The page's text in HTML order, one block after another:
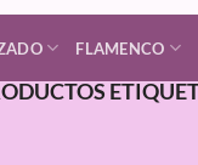
FLAMENCO